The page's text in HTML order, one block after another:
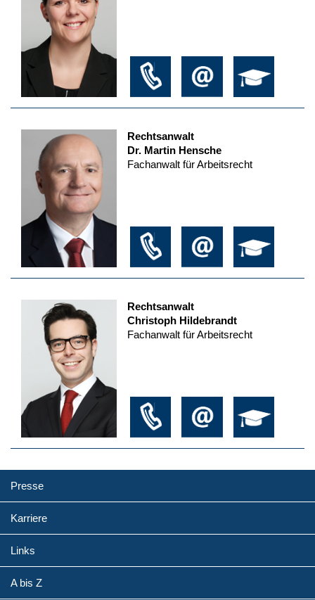
Rechtsanwalt
Dr. Martin Hensche
Fachanwalt für Arbeitsrecht
Rechtsanwalt
Christoph Hildebrandt
Fachanwalt für Arbeitsrecht
Presse
Karriere
Links
A bis Z